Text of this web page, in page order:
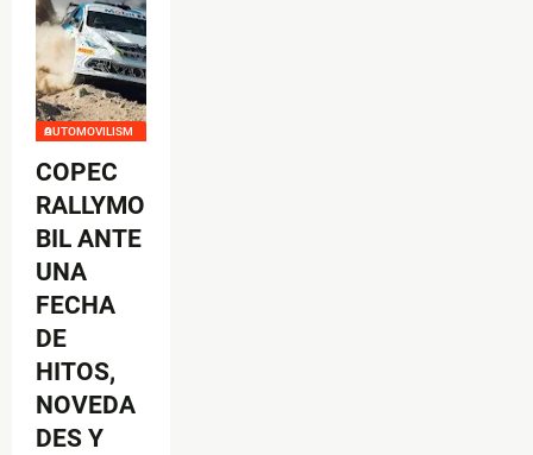
AUTOMOVILISMO
COPEC
RALLYMO
BIL ANTE
UNA
FECHA
DE
HITOS,
NOVEDA
DES Y